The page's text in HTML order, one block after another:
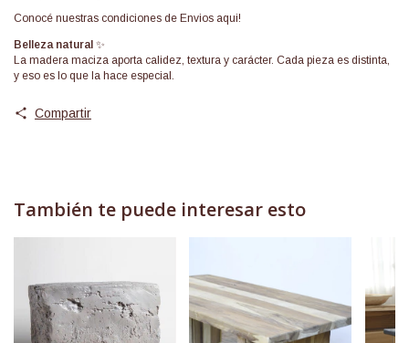
Conocé nuestras condiciones de Envios aqui!
Belleza natural ✨
La madera maciza aporta calidez, textura y carácter. Cada pieza es distinta,
y eso es lo que la hace especial.
Compartir
También te puede interesar esto